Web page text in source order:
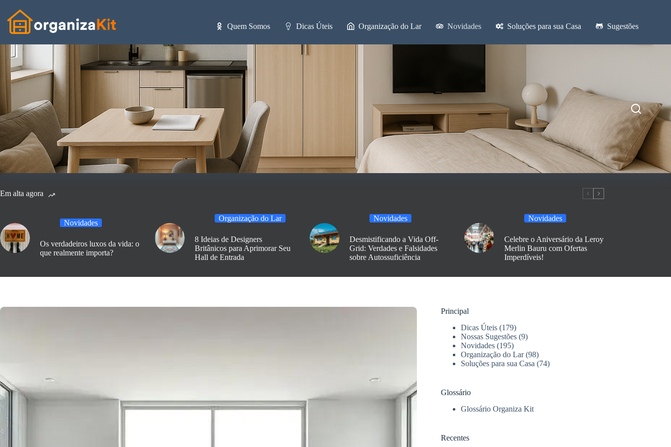
conteúdo
Quem Somos Dicas Úteis Organização do Lar Novidades Soluções para sua Casa Sugestões
Em alta agora
Novidades
Os verdadeiros luxos da vida: o
que realmente importa?
Organização do Lar
8 Ideias de Designers
Britânicos para Aprimorar Seu
Hall de Entrada
Novidades
Desmistificando a Vida Off-
Grid: Verdades e Falsidades
sobre Autossuficiência
Novidades
Celebre o Aniversário da Leroy
Merlin Bauru com Ofertas
Imperdíveis!
Principal
Dicas Úteis (179)
Nossas Sugestões (9)
Novidades (195)
Organização do Lar(98)
Soluções para sua Casa (74)
Glossário
Glossário Organiza Kit
Recentes